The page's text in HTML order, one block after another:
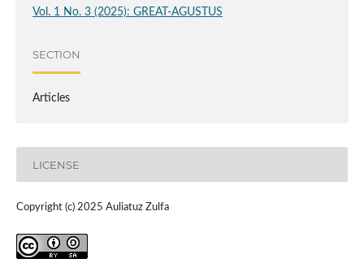
Vol. 1 No. 3 (2025): GREAT-AGUSTUS
SECTION
Articles
LICENSE
Copyright (c) 2025 Auliatuz Zulfa